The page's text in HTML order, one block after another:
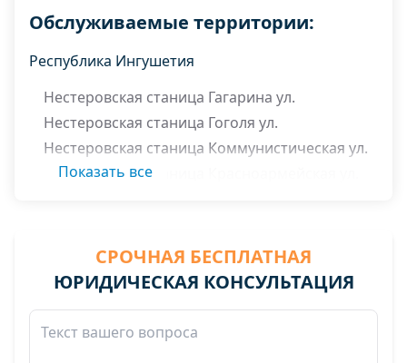
Обслуживаемые территории:
Республика Ингушетия
Нестеровская станица Гагарина ул.
Нестеровская станица Гоголя ул.
Нестеровская станица Коммунистическая ул.
Нестеровская станица Красноармейская ул.
Нестеровская станица Первомайская ул.
Нестеровская станица Пролетарская ул.
Нестеровская станица Шоссейная ул.
Показать все
СРОЧНАЯ БЕСПЛАТНАЯ
ЮРИДИЧЕСКАЯ КОНСУЛЬТАЦИЯ